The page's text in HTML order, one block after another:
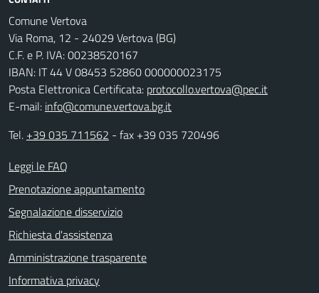
Comune Vertova
Via Roma, 12 - 24029 Vertova (BG)
C.F. e P. IVA: 00238520167
IBAN: IT 44 V 08453 52860 000000023175
Posta Elettronica Certificata: protocollo.vertova@pec.it
E-mail: info@comune.vertova.bg.it
Tel. +39 035 711562 - fax +39 035 720496
Leggi le FAQ
Prenotazione appuntamento
Segnalazione disservizio
Richiesta d'assistenza
Amministrazione trasparente
Informativa privacy